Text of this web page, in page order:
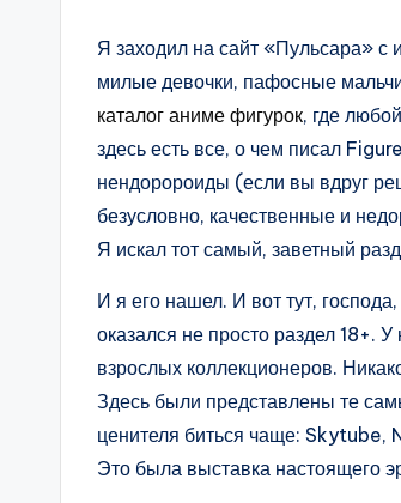
Я заходил на сайт «Пульсара» с
милые девочки, пафосные
каталог аниме фигурок, где
здесь есть все, о чем писал
нендоророиды (если вы вдруг
безусловно, качественные и
Я искал тот самый, заветный
И я его нашел. И вот тут,
оказался не просто раздел 18+.
взрослых коллекционеров.
Здесь были представлены те
ценителя биться чаще: Skytube,
Это была выставка настоящего